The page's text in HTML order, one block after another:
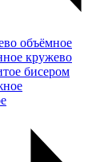
объёмное
кружево
бисером